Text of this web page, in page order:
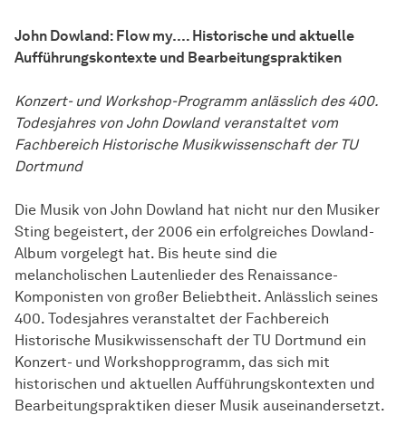
John Dowland: Flow my…. Historische und aktuelle
Aufführungskontexte und Bearbeitungspraktiken
Konzert- und Workshop-Programm anlässlich des 400.
Todesjahres von John Dowland veranstaltet vom
Fachbereich Historische Musikwissenschaft der TU
Dortmund
Die Musik von John Dowland hat nicht nur den Musiker
Sting begeistert, der 2006 ein erfolgreiches Dowland-
Album vorgelegt hat. Bis heute sind die
melancholischen Lautenlieder des Renaissance-
Komponisten von großer Beliebtheit. Anlässlich seines
400. Todesjahres veranstaltet der Fachbereich
Historische Musikwissenschaft der TU Dortmund ein
Konzert- und Workshopprogramm, das sich mit
historischen und aktuellen Aufführungskontexten und
Bearbeitungspraktiken dieser Musik auseinandersetzt.